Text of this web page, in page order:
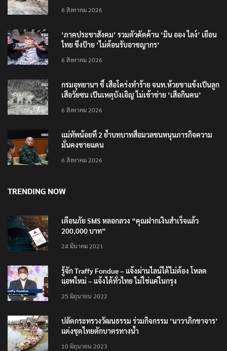
6 สิงหาคม 2026
‘ภาคประชาสังคม’ รวมตัวคัดค้าน ‘มิน ออง ไลง์’ เยือน
ไทย ขึงป้าย ‘ไม่ต้อนรับอาชญากร’
6 สิงหาคม 2026
กรมอุทยานฯ ชี้ เสือโคร่งทำร้าย จนท.ห้วยขาแข้งเป็นลูก
เสือวัยซน เป็นเหตุบังเอิญ ไม่เข้าข่าย ‘เสือกินคน’
6 สิงหาคม 2026
แม่ทัพน้อยที่ 2 ย้ำบทบาทสื่อมวลชนหนุนภารกิจความ
มั่นคงชายแดน
6 สิงหาคม 2026
TRENDING NOW
เตือนภัย SMS หลอกลวง “คุณฝากเงินสำเร็จแล้ว
200,000 บาท”
24 มีนาคม 2021
รู้จัก Traffy Fondue – แจ้งผ่านไลน์ได้ไม่ต้อง โหลด
แอพใหม่ – แจ้งได้ทั่วไทย ไม่ใช่แค่ในกรุง
25 มิถุนายน 2022
ปลัดกระทรวงวัฒนธรรม ร่วมกิจกรรม ‘นาวาภิกขาจาร’
แต่งชุดไทยตักบาตรทางน้ำ
10 มิถุนายน 2023